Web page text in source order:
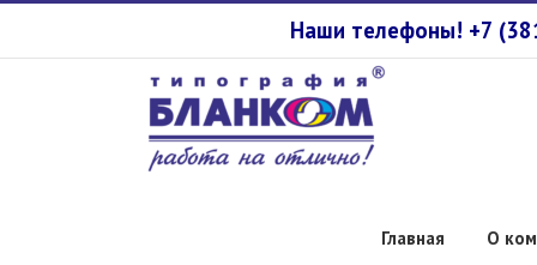
Наши телефоны! +7
Главная О